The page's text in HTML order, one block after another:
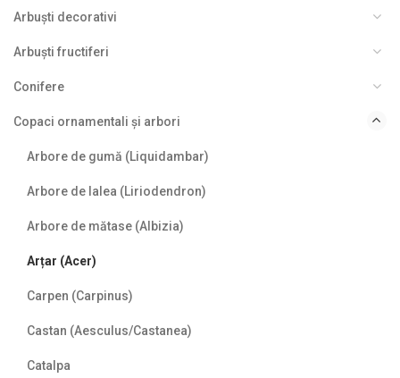
Arbuști decorativi
Arbuști fructiferi
Conifere
Copaci ornamentali și arbori
Arbore de gumă (Liquidambar)
Arbore de lalea (Liriodendron)
Arbore de mătase (Albizia)
Arțar (Acer)
Carpen (Carpinus)
Castan (Aesculus/Castanea)
Catalpa